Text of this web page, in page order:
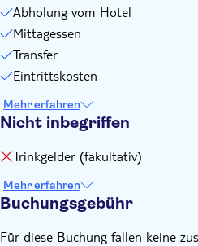
Abholung vom Hotel
Mittagessen
Transfer
Eintrittskosten
Mehr erfahren
Nicht inbegriffen
Trinkgelder (fakultativ)
Mehr erfahren
Buchungsgebühr
Für diese Buchung fallen keine